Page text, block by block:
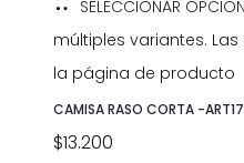
SELECCIONAR
múltiples variantes.
la página de producto
CAMISA RASO CORTA -
$13.200